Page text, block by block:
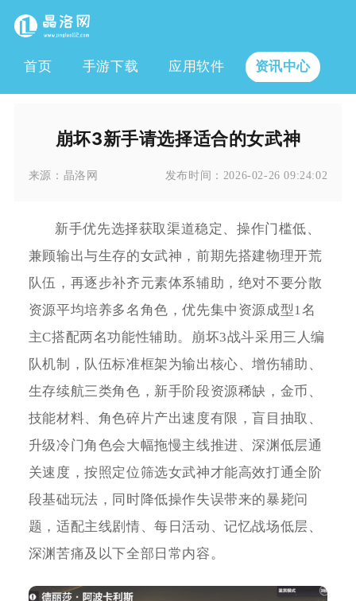
首页 手游下载 应用软件 资讯中心
崩坏3新手请选择适合的女武神
来源： 晶洛网 发布时间： 2026-02-26 09:24:02
新手优先选择获取渠道稳定、操作门槛低、
兼顾输出与生存的女武神，前期先搭建物理开荒
队伍，再逐步补齐元素体系辅助，绝对不要分散
资源平均培养多名角色，优先集中资源成型1名
主C搭配两名功能性辅助。崩坏3战斗采用三人编
队机制，队伍标准框架为输出核心、增伤辅助、
生存续航三类角色，新手阶段资源稀缺，金币、
技能材料、角色碎片产出速度有限，盲目抽取、
升级冷门角色会大幅拖慢主线推进、深渊低层通
关速度，按照定位筛选女武神才能高效打通全阶
段基础玩法，同时降低操作失误带来的暴毙问
题，适配主线剧情、每日活动、记忆战场低层、
深渊苦痛及以下全部日常内容。